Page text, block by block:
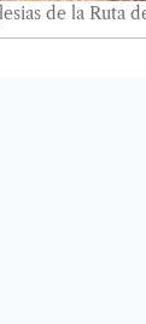
de la Ruta